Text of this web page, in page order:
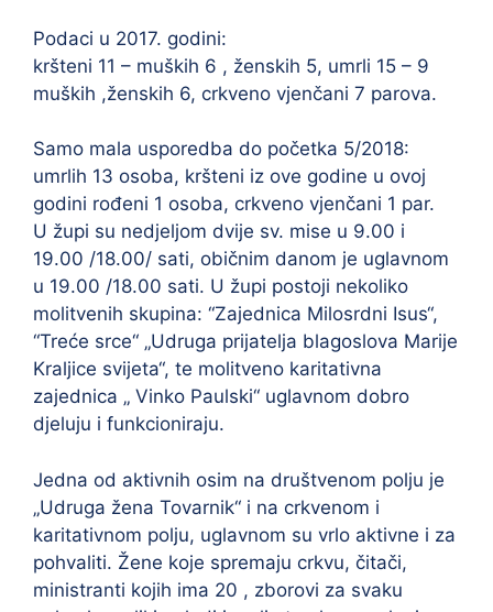
Podaci u 2017. godini:
kršteni 11 – muških 6 , ženskih 5, umrli 15 – 9
muških ,ženskih 6, crkveno vjenčani 7 parova.
Samo mala usporedba do početka 5/2018:
umrlih 13 osoba, kršteni iz ove godine u ovoj
godini rođeni 1 osoba, crkveno vjenčani 1 par.
U župi su nedjeljom dvije sv. mise u 9.00 i
19.00 /18.00/ sati, običnim danom je uglavnom
u 19.00 /18.00 sati. U župi postoji nekoliko
molitvenih skupina: “Zajednica Milosrdni Isus“,
“Treće srce“ „Udruga prijatelja blagoslova Marije
Kraljice svijeta“, te molitveno karitativna
zajednica „ Vinko Paulski“ uglavnom dobro
djeluju i funkcioniraju.
Jedna od aktivnih osim na društvenom polju je
„Udruga žena Tovarnik“ i na crkvenom i
karitativnom polju, uglavnom su vrlo aktivne i za
pohvaliti. Žene koje spremaju crkvu, čitači,
ministranti kojih ima 20 , zborovi za svaku